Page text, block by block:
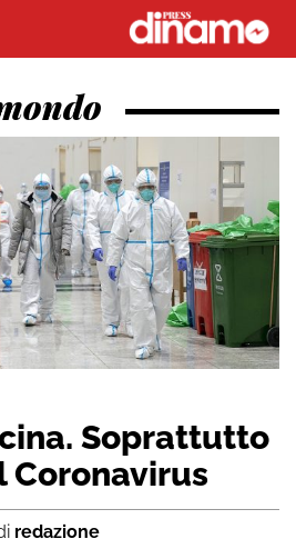
Soprattutto
Coronavirus
redazione